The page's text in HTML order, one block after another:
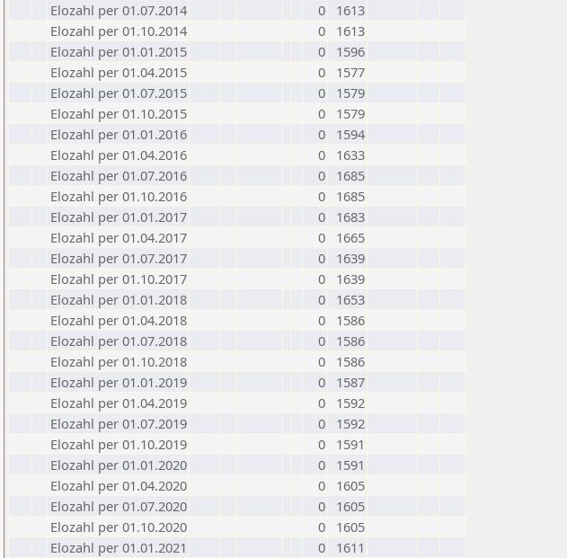
Elozahl per 01.07.2014
0
1613
Elozahl per 01.10.2014
0
1613
Elozahl per 01.01.2015
0
1596
Elozahl per 01.04.2015
0
1577
Elozahl per 01.07.2015
0
1579
Elozahl per 01.10.2015
0
1579
Elozahl per 01.01.2016
0
1594
Elozahl per 01.04.2016
0
1633
Elozahl per 01.07.2016
0
1685
Elozahl per 01.10.2016
0
1685
Elozahl per 01.01.2017
0
1683
Elozahl per 01.04.2017
0
1665
Elozahl per 01.07.2017
0
1639
Elozahl per 01.10.2017
0
1639
Elozahl per 01.01.2018
0
1653
Elozahl per 01.04.2018
0
1586
Elozahl per 01.07.2018
0
1586
Elozahl per 01.10.2018
0
1586
Elozahl per 01.01.2019
0
1587
Elozahl per 01.04.2019
0
1592
Elozahl per 01.07.2019
0
1592
Elozahl per 01.10.2019
0
1591
Elozahl per 01.01.2020
0
1591
Elozahl per 01.04.2020
0
1605
Elozahl per 01.07.2020
0
1605
Elozahl per 01.10.2020
0
1605
Elozahl per 01.01.2021
0
1611